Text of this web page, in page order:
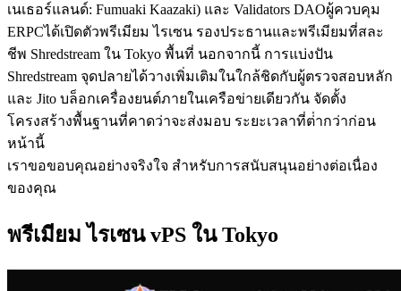
เนเธอร์แลนด์: Fumuaki Kaazaki) และ Validators DAOผู้ควบคุม
ERPCได้เปิดตัวพรีเมียม ไรเซน รองประธานและพรีเมียมที่สละ
ชีพ Shredstream ใน Tokyo พื้นที่ นอกจากนี้ การแบ่งปัน
Shredstream จุดปลายได้วางเพิ่มเติมในใกล้ชิดกับผู้ตรวจสอบหลัก
และ Jito บล็อกเครื่องยนต์ภายในเครือข่ายเดียวกัน จัดตั้ง
โครงสร้างพื้นฐานที่คาดว่าจะส่งมอบ ระยะเวลาที่ต่ํากว่าก่อน
หน้านี้
เราขอขอบคุณอย่างจริงใจ สําหรับการสนับสนุนอย่างต่อเนื่อง
ของคุณ
พรีเมียม ไรเซน vPS ใน Tokyo